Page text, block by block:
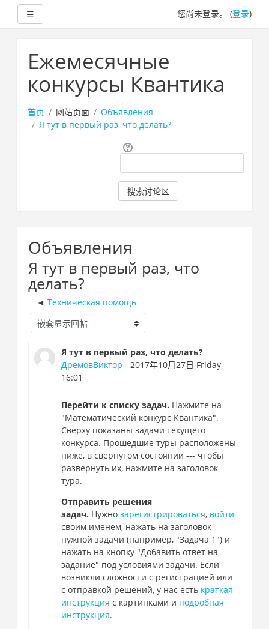
☰ 您尚未登录。 (登录)
Ежемесячные
конкурсы Квантика
首页 网站页面
Объявления
Я тут в первый раз, что делать?
搜
搜索讨论区
Объявления
Я тут в первый раз, что
делать?
Техническая помощь
Я тут в первый раз, что делать?
ДремовВиктор - 2017年10月27日 Friday
16:01
Перейти к списку задач. Нажмите на
"Математический конкурс Квантика".
Сверху показаны задачи текущего
конкурса. Прошедшие туры расположены
ниже, в свернутом состоянии --- чтобы
развернуть их, нажмите на заголовок
тура.
Отправить решения
задач. Нужно зарегистрироваться, войти
своим именем, нажать на заголовок
нужной задачи (например, "Задача 1") и
нажать на кнопку "Добавить ответ на
задание" под условиями задачи. Если
возникли сложности с регистрацией или
с отправкой решений, у нас есть краткая
инструкция с картинками и подробная
инструкция.